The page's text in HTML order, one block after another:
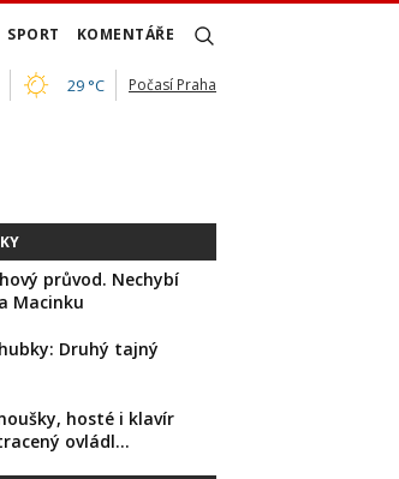
SPORT KOMENTÁŘE
29 °C Počasí Praha
průvod. Nechybí
Macinku
Druhý tajný
hosté i klavír
ovládl…